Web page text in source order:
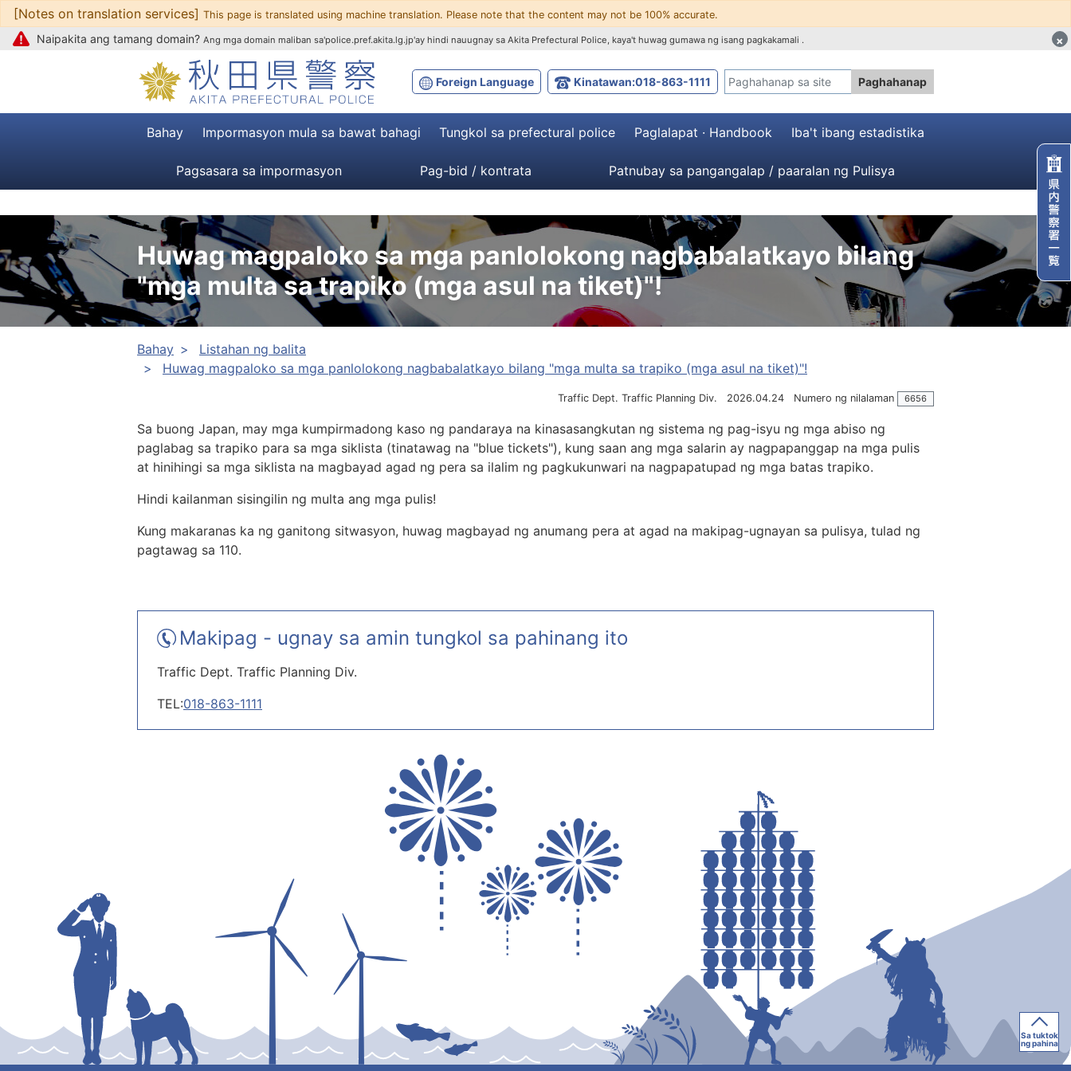
Upang mag-text
Foreign Language Kinatawan:018-863-1111 Paghahanap
Naipakita ang tamang domain? Ang mga domain maliban sa'police.pref.akita.lg.jp'ay hindi nauugnay sa Akita Prefectural Police, kaya't huwag gumawa ng isang pagkakamali . ×
[Notes on translation services] This page is translated using machine translation. Please note that the content may not be 100% accurate.
Bahay Impormasyon mula sa bawat bahagi Tungkol sa prefectural police Paglalapat · Handbook Iba't ibang estadistika
Pagsasara sa impormasyon Pag-bid / kontrata Patnubay sa pangangalap / paaralan ng Pulisya
Huwag magpaloko sa mga panlolokong nagbabalatkayo bilang
"mga multa sa trapiko (mga asul na tiket)"!
Bahay
Listahan ng balita
Huwag magpaloko sa mga panlolokong nagbabalatkayo bilang "mga multa sa trapiko (mga asul na tiket)"!
Traffic Dept. Traffic Planning Div. 2026.04.24 Numero ng nilalaman 6656
Sa buong Japan, may mga kumpirmadong kaso ng pandaraya na kinasasangkutan ng sistema ng pag-isyu ng mga abiso ng
paglabag sa trapiko para sa mga siklista (tinatawag na "blue tickets"), kung saan ang mga salarin ay nagpapanggap na mga pulis
at hinihingi sa mga siklista na magbayad agad ng pera sa ilalim ng pagkukunwari na nagpapatupad ng mga batas trapiko.
Hindi kailanman sisingilin ng multa ang mga pulis!
Kung makaranas ka ng ganitong sitwasyon, huwag magbayad ng anumang pera at agad na makipag-ugnayan sa pulisya, tulad ng
pagtawag sa 110.
Makipag - ugnay sa amin tungkol sa pahinang ito
Traffic Dept. Traffic Planning Div.
TEL:018-863-1111
Sa tuktok
ng pahina